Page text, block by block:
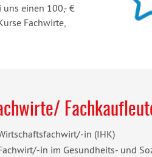
einen 100,- €
Fachwirte,
in (IHK)
in im Gesundheits- und